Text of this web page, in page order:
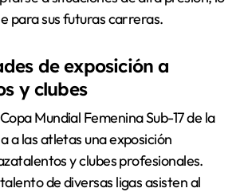
para sus futuras carreras.
de exposición a
y clubes
Mundial Femenina Sub-17 de la
a las atletas una exposición
y clubes profesionales.
de diversas ligas asisten al